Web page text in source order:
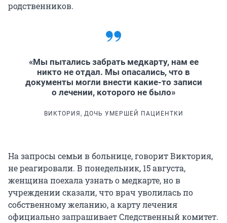
родственников.
«Мы пытались забрать медкарту, нам ее
никто не отдал. Мы опасались, что в
документы могли внести какие-то записи
о лечении, которого не было»
ВИКТОРИЯ, ДОЧЬ УМЕРШЕЙ ПАЦИЕНТКИ
На запросы семьи в больнице, говорит Виктория,
не реагировали. В понедельник, 15 августа,
женщина поехала узнать о медкарте, но в
учреждении сказали, что врач уволилась по
собственному желанию, а карту лечения
официально запрашивает Следственный комитет.